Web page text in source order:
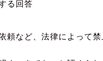
る回答
頼など、法律によって禁